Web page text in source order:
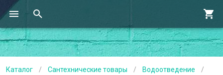
Каталог / Сантехнические товары / Водоотведение
/